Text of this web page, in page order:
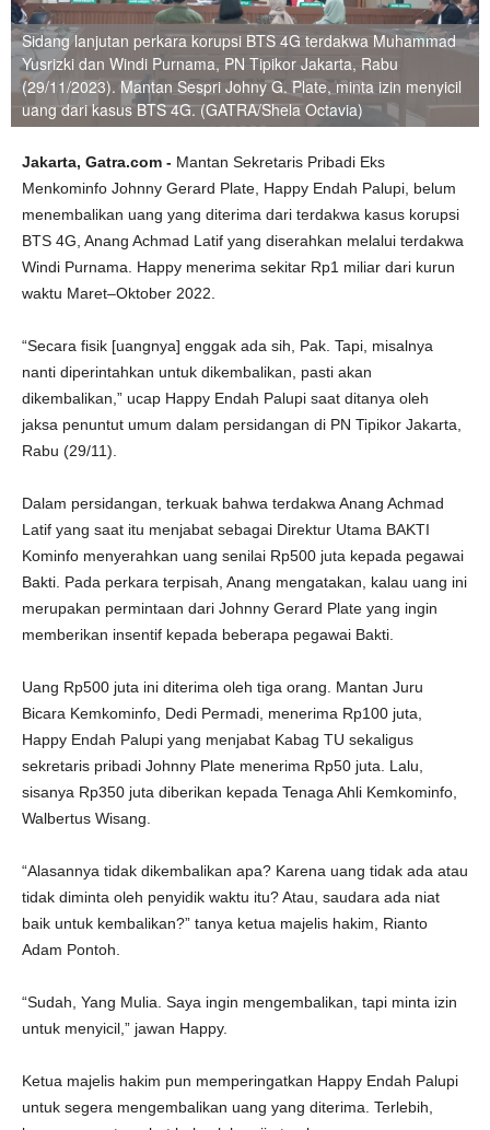
Sidang lanjutan perkara korupsi BTS 4G terdakwa Muhammad
Yusrizki dan Windi Purnama, PN Tipikor Jakarta, Rabu
(29/11/2023). Mantan Sespri Johny G. Plate, minta izin menyicil
uang dari kasus BTS 4G. (GATRA/Shela Octavia)
Jakarta, Gatra.com - Mantan Sekretaris Pribadi Eks
Menkominfo Johnny Gerard Plate, Happy Endah Palupi, belum
menembalikan uang yang diterima dari terdakwa kasus korupsi
BTS 4G, Anang Achmad Latif yang diserahkan melalui terdakwa
Windi Purnama. Happy menerima sekitar Rp1 miliar dari kurun
waktu Maret–Oktober 2022.
“Secara fisik [uangnya] enggak ada sih, Pak. Tapi, misalnya
nanti diperintahkan untuk dikembalikan, pasti akan
dikembalikan,” ucap Happy Endah Palupi saat ditanya oleh
jaksa penuntut umum dalam persidangan di PN Tipikor Jakarta,
Rabu (29/11).
Dalam persidangan, terkuak bahwa terdakwa Anang Achmad
Latif yang saat itu menjabat sebagai Direktur Utama BAKTI
Kominfo menyerahkan uang senilai Rp500 juta kepada pegawai
Bakti. Pada perkara terpisah, Anang mengatakan, kalau uang ini
merupakan permintaan dari Johnny Gerard Plate yang ingin
memberikan insentif kepada beberapa pegawai Bakti.
Uang Rp500 juta ini diterima oleh tiga orang. Mantan Juru
Bicara Kemkominfo, Dedi Permadi, menerima Rp100 juta,
Happy Endah Palupi yang menjabat Kabag TU sekaligus
sekretaris pribadi Johnny Plate menerima Rp50 juta. Lalu,
sisanya Rp350 juta diberikan kepada Tenaga Ahli Kemkominfo,
Walbertus Wisang.
“Alasannya tidak dikembalikan apa? Karena uang tidak ada atau
tidak diminta oleh penyidik waktu itu? Atau, saudara ada niat
baik untuk kembalikan?” tanya ketua majelis hakim, Rianto
Adam Pontoh.
“Sudah, Yang Mulia. Saya ingin mengembalikan, tapi minta izin
untuk menyicil,” jawan Happy.
Ketua majelis hakim pun memperingatkan Happy Endah Palupi
untuk segera mengembalikan uang yang diterima. Terlebih,